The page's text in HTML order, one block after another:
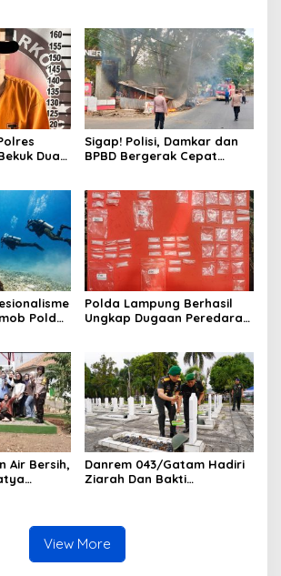
Dua
Sigap! Polisi, Damkar dan
BPBD Bergerak Cepat
Bandar Jaya
Polda
Polda Lampung Berhasil
Ungkap Dugaan Peredaran
Pelaku Diamankan
Air Bersih,
Bor di
Danrem 043/Gatam Hadiri
Ziarah Dan Bakti
View More